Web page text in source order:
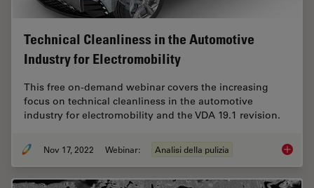
Technical Cleanliness in the Automotive
Industry for Electromobility
This free on-demand webinar covers the increasing
focus on technical cleanliness in the automotive
industry for electromobility and the VDA 19.1 revision.
Nov 17, 2022 Webinar: Analisi della pulizia